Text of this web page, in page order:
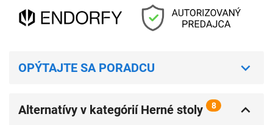
OPÝTAJTE SA PORADCU
Alternatívy v kategórií Herné stoly 8